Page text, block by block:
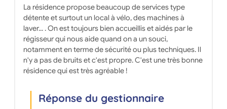
La résidence propose beaucoup de services type
détente et surtout un local à vélo, des machines à
laver... . On est toujours bien accueillis et aidés par le
régisseur qui nous aide quand on a un souci,
notamment en terme de sécurité ou plus techniques. Il
n'y a pas de bruits et c'est propre. C'est une très bonne
résidence qui est très agréable !
Réponse du gestionnaire